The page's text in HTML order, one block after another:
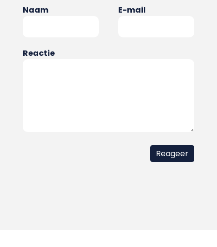
Naam E-mail
Reactie